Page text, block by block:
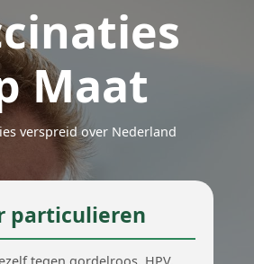
Maat
verspreid over Nederland
particulieren